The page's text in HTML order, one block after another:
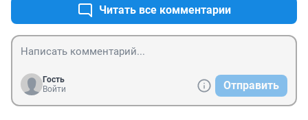
Читать все комментарии
Гость
Войти
Отправить